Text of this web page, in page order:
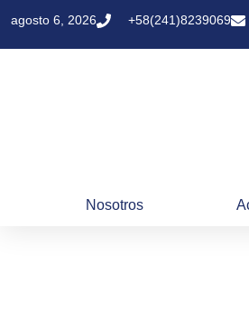
agosto 6, 2026 +58(241)8239069
Nosotros